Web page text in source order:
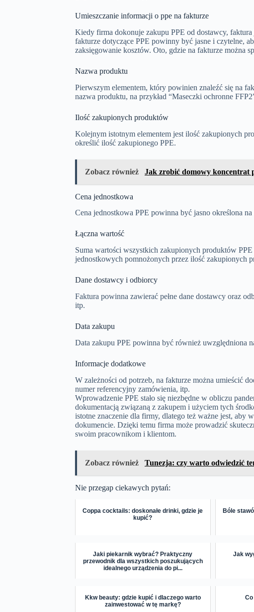
Umieszczanie informacji o ppe na fakturze
Kiedy firma dokonuje zakupu PPE od dostawcy,
fakturze dotyczące PPE powinny być jasne i czytelne,
zaksięgowanie kosztów. Oto, gdzie na fakturze można
Nazwa produktu
Pierwszym elementem, który powinien znaleźć się na
nazwa produktu, na przykład “Maseczki ochronne
Ilość zakupionych produktów
Kolejnym istotnym elementem jest ilość zakupionych
określić ilość zakupionego PPE.
Zobacz również Jak zrobić domowy koncentrat
Cena jednostkowa
Cena jednostkowa PPE powinna być jasno określona
Łączna wartość
Suma wartości wszystkich zakupionych produktów
jednostkowych pomnożonych przez ilość zakupionych
Dane dostawcy i odbiorcy
Faktura powinna zawierać pełne dane dostawcy oraz
itp.
Data zakupu
Data zakupu PPE powinna być również uwzględniona
Informacje dodatkowe
W zależności od potrzeb, na fakturze można umieścić
numer referencyjny zamówienia, itp.
Wprowadzenie PPE stało się niezbędne w obliczu
dokumentacją związaną z zakupem i użyciem tych
istotne znaczenie dla firmy, dlatego też ważne jest, aby
dokumencie. Dzięki temu firma może prowadzić
swoim pracownikom i klientom.
Zobacz również Tunezja: czy warto odwiedzić
Nie przegap ciekawych pytań:
Coppa cocktails: doskonałe drinki, gdzie je
kupić?
Bóle
Jaki piekarnik wybrać? Praktyczny
przewodnik dla wszystkich poszukujących
idealnego urządzenia do pi...
Jak
Kkw beauty: gdzie kupić i dlaczego warto
zainwestować w tę markę?